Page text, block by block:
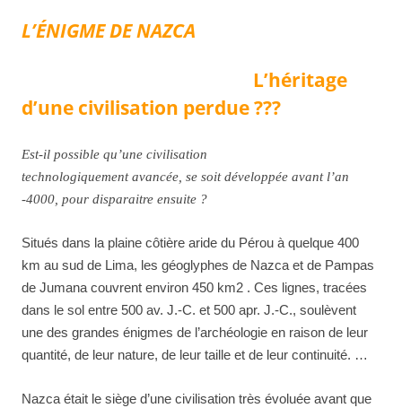
L’ÉNIGME DE NAZCA
L’héritage
d’une civilisation perdue ???
Est-il possible qu’une civilisation
technologiquement avancée, se soit développée avant l’an
-4000, pour disparaitre ensuite ?
Situés dans la plaine côtière aride du Pérou à quelque 400
km au sud de Lima, les géoglyphes de Nazca et de Pampas
de Jumana couvrent environ 450 km2 . Ces lignes, tracées
dans le sol entre 500 av. J.-C. et 500 apr. J.-C., soulèvent
une des grandes énigmes de l’archéologie en raison de leur
quantité, de leur nature, de leur taille et de leur continuité. …
Nazca était le siège d’une civilisation très évoluée avant que